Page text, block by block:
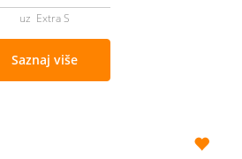
uz Extra S
Saznaj više